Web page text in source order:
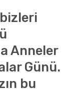
Anneler
Günü.
bu